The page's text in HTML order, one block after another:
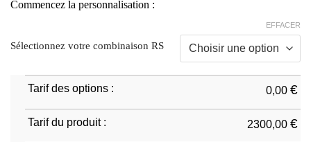
Commencez la personnalisation :
Sélectionnez votre combinaison RS
EFFACER
Tarif des options : 0,00 €
Tarif du produit : 2300,00 €